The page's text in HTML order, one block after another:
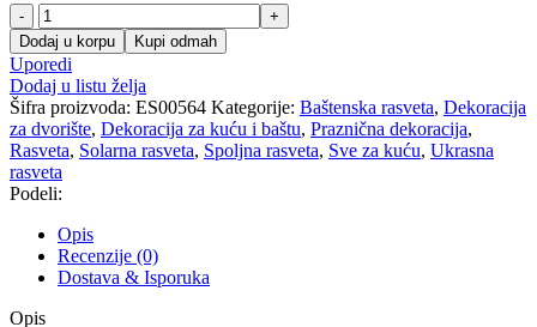
Solarne
sijalice
u
crevu
20m
PLAVA
količina
Dodaj u korpu Kupi odmah
Uporedi
Dodaj u listu želja
Šifra proizvoda: ES00564 Kategorije: Baštenska rasveta, Dekoracija
za dvorište, Dekoracija za kuću i baštu, Praznična dekoracija,
Rasveta, Solarna rasveta, Spoljna rasveta, Sve za kuću, Ukrasna
rasveta
Podeli:
Opis
Recenzije (0)
Dostava & Isporuka
Opis